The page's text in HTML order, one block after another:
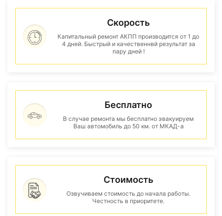
Скорость
Капитальный ремонт АКПП производится от 1 до
4 дней. Быстрый и качественнвй результат за
пару дней !
Бесплатно
В случае ремонта мы бесплатно эвакуируем
Ваш автомобиль до 50 км. от МКАД-а
Стоимость
Озвучиваем стоимость до начала работы.
Честность в приоритете.